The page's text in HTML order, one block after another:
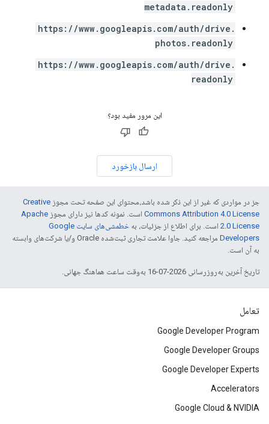
metadata.readonly
https://www.googleapis.com/auth/drive.
photos.readonly
https://www.googleapis.com/auth/drive.
readonly
این مرور مفید بود؟
ارسال بازخورد
جز در مواردی که غیر از این ذکر شده باشد،‌محتوای این صفحه تحت مجوز Creative
Commons Attribution 4.0 License است. نمونه کدها نیز دارای مجوز Apache
2.0 License است. برای اطلاع از جزئیات، به
خطمشی‌های سایت Google
Developers‏
مراجعه کنید. جاوا علامت تجاری ثبت‌شده Oracle و/یا شرکت‌های وابسته
به آن است.
تاریخ آخرین به‌روزرسانی 2026-07-16 به‌وقت ساعت هماهنگ جهانی.
تعامل
Google Developer Program
Google Developer Groups
Google Developer Experts
Accelerators
Google Cloud & NVIDIA